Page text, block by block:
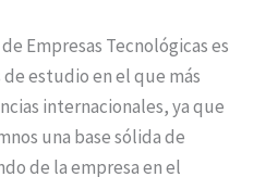
Empresas Tecnológicas es
estudio en el que más
internacionales, ya que
una base sólida de
de la empresa en el